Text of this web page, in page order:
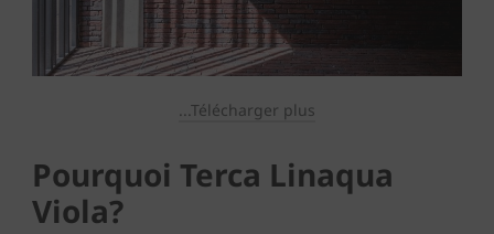
...Télécharger plus
Pourquoi Terca Linaqua
Viola?